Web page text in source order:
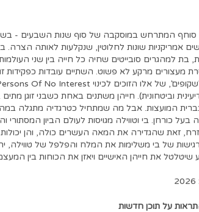
סוחף המתרחש במוסקבה של סוף שנות השבעים -
אמריקניות שונות לחלוטין, שנקלעות לאותה הצרה.
בת למהגרים סובייטים שחיה כל חייה בין שני
מעצורים מרקע לא פשוט. השתיים עובדות כפקידות
וביטחונית). חייהן משתנים באחת כשבני זוגן
המועצות. אבל מה שמתחיל כטרגדיה מתגלה
בעל כורחן. בי וטווילה מגויסות לעולם הביון
זאת שהגדירה את המאה העשרים כולה, והן
של בי משלימות את המלח והפלפל של טווילה,
את חייהן האישיים ויאזן את הכוחות בין
2026
על תוכן חדשות